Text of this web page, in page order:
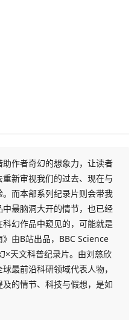
作者奇幻的想象力，让读者
新审视我们的过去、现在与
而本部系列纪录片则会带我
最脑洞大开的情节，也已经
幻作品中窥见的，可能就是
由B站出品，BBC Science
×天文科普纪录片。由刘慈欣
最前沿科研领域代表人物，
的情节、科技与假想，是如